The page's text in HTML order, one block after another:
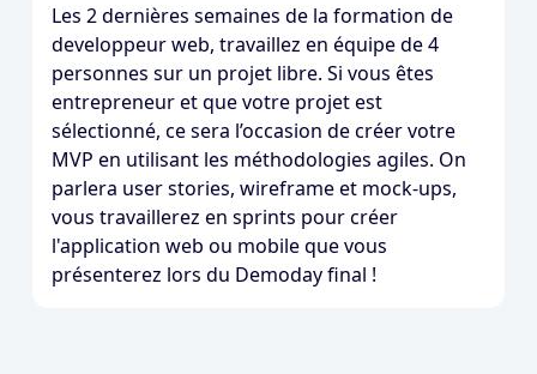
Les 2 dernières semaines de la formation de
developpeur web, travaillez en équipe de 4
personnes sur un projet libre. Si vous êtes
entrepreneur et que votre projet est
sélectionné, ce sera l’occasion de créer votre
MVP en utilisant les méthodologies agiles. On
parlera user stories, wireframe et mock-ups,
vous travaillerez en sprints pour créer
l'application web ou mobile que vous
présenterez lors du Demoday final !